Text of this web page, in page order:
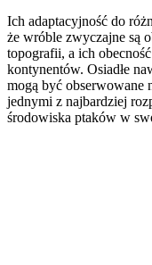
Ich adaptacyjność do
że wróble zwyczajne są
topografii, a ich
kontynentów. Osiadłe
mogą być obserwowane
jednymi z najbardziej
środowiska ptaków w